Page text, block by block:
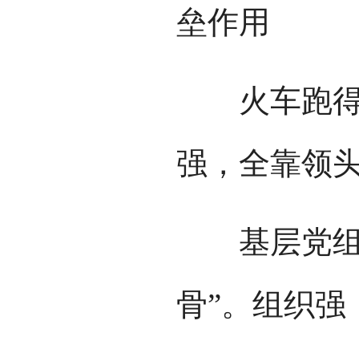
垒作用
火车跑得
强，全靠领
基层党组
骨”。组织